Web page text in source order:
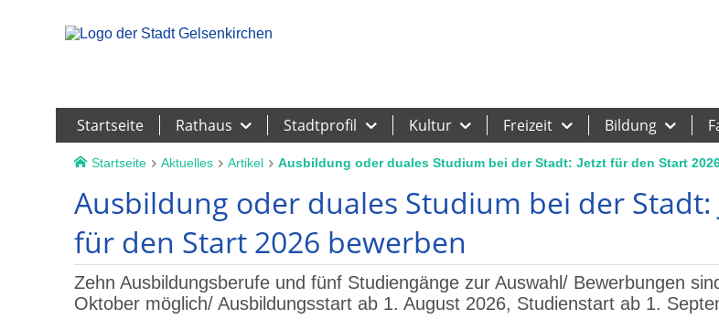
Startseite Rathaus Stadtprofil Kultur Freizeit Bildung
Startseite Aktuelles Artikel Ausbildung oder duales Studium bei der Stadt: Jetzt für den Start
Ausbildung oder duales Studium bei der Stadt:
für den Start 2026 bewerben
Zehn Ausbildungsberufe und fünf Studiengänge zur Auswahl/ Bewerbungen
Oktober möglich/ Ausbildungsstart ab 1. August 2026, Studienstart ab 1.